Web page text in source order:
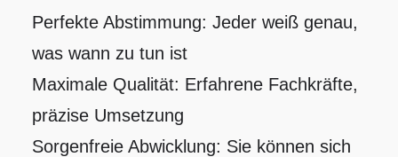
Perfekte Abstimmung: Jeder weiß genau,
was wann zu tun ist
Maximale Qualität: Erfahrene Fachkräfte,
präzise Umsetzung
Sorgenfreie Abwicklung: Sie können sich